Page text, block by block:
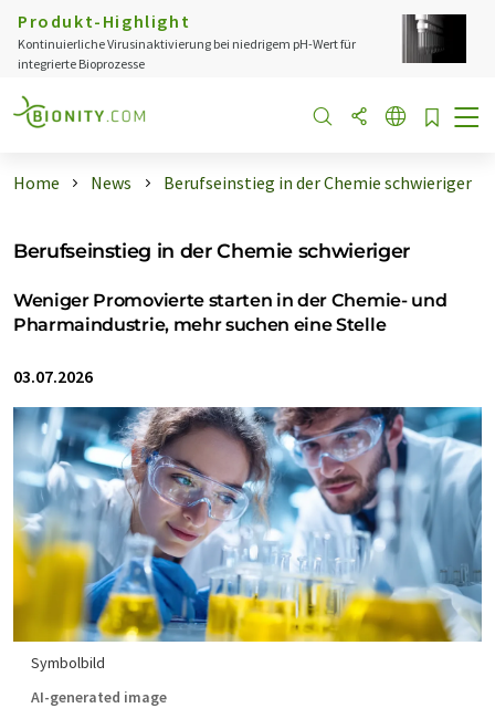
Produkt-Highlight
Kontinuierliche Virusinaktivierung bei niedrigem pH-Wert für
integrierte Bioprozesse
Home News Berufseinstieg in der Chemie schwieriger
Berufseinstieg in der Chemie schwieriger
Weniger Promovierte starten in der Chemie- und
Pharmaindustrie, mehr suchen eine Stelle
03.07.2026
Symbolbild
AI-generated image